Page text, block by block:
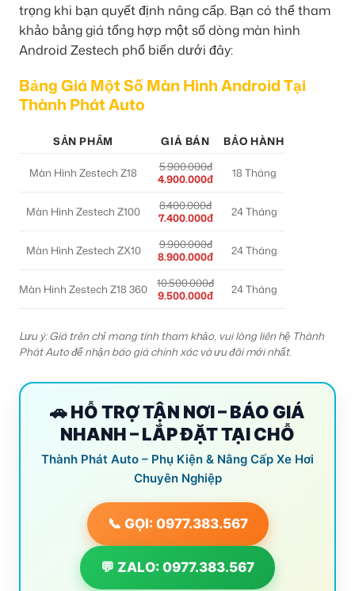
trọng khi bạn quyết định nâng cấp. Bạn có thể tham
khảo bảng giá tổng hợp một số dòng màn hình
Android Zestech phổ biến dưới đây:
Bảng Giá Một Số Màn Hình Android Tại
Thành Phát Auto
SẢN PHẨM GIÁ BÁN BẢO HÀNH
Màn Hình Zestech Z18
5.900.000đ
4.900.000đ
18 Tháng
Màn Hình Zestech Z100
8.400.000đ
7.400.000đ
24 Tháng
Màn Hình Zestech ZX10
9.900.000đ
8.900.000đ
24 Tháng
Màn Hình Zestech Z18 360
10.500.000đ
9.500.000đ
24 Tháng
Lưu ý: Giá trên chỉ mang tính tham khảo, vui lòng liên hệ Thành
Phát Auto để nhận báo giá chính xác và ưu đãi mới nhất.
🚗 HỖ TRỢ TẬN NƠI – BÁO GIÁ
NHANH – LẮP ĐẶT TẠI CHỖ
Thành Phát Auto – Phụ Kiện & Nâng Cấp Xe Hơi
Chuyên Nghiệp
📞 GỌI: 0977.383.567
💬 ZALO: 0977.383.567